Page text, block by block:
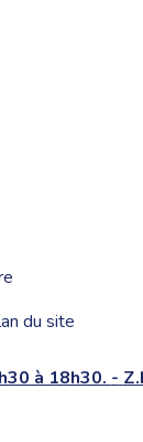
du site
à 18h30. -